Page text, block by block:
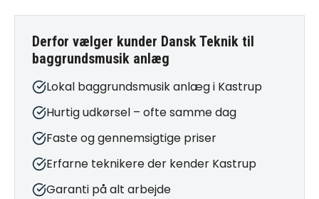
Derfor vælger kunder Dansk Teknik til
baggrundsmusik anlæg
Lokal baggrundsmusik anlæg i Kastrup
Hurtig udkørsel – ofte samme dag
Faste og gennemsigtige priser
Erfarne teknikere der kender Kastrup
Garanti på alt arbejde